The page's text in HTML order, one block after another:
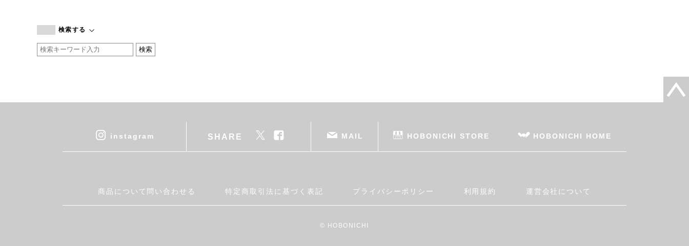
by basics
CATWORTH
cohan
DEAN & DELUCA
Fatima Morocco
検索する
instagram SHARE MAIL HOBONICHI STORE HOBONICHI HOME
商品について問い合わせる 特定商取引法に基づく表記 プライバシーポリシー 利用規約 運営会社について
© HOBONICHI